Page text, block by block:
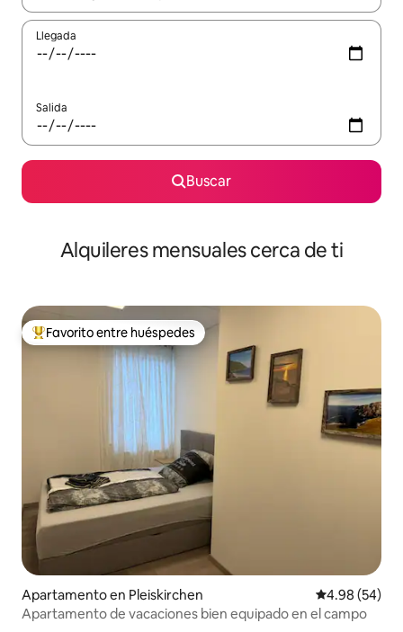
Llegada
Salida
Buscar
Alquileres mensuales cerca de ti
Favorito entre huéspedes preferido
Favorito entre huéspedes
Apartamento en Pleiskirchen Calificación
4.98 (54)
Apartamento de vacaciones bien equipado en el campo